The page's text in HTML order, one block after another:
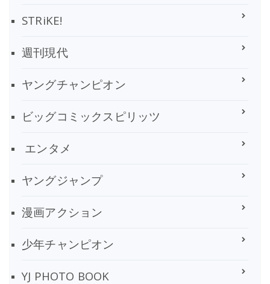
STRiKE!
週刊現代
ヤングチャンピオン
ビッグコミックスピリッツ
エンタメ
ヤングジャンプ
漫画アクション
少年チャンピオン
YJ PHOTO BOOK